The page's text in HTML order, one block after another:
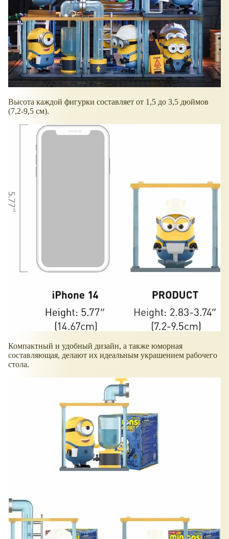
Высота каждой фигурки составляет от 1,5 до 3,5 дюймов
(7,2-9,5 см).
Компактный и удобный дизайн, а также юморная
составляющая, делают их идеальным украшением рабочего
стола.